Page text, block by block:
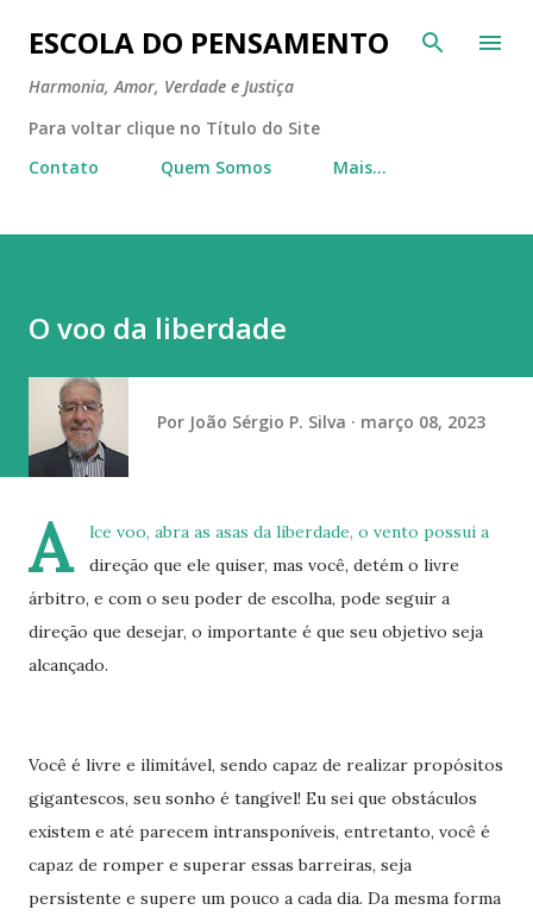
Pular para o conteúdo principal
ESCOLA DO PENSAMENTO
Harmonia, Amor, Verdade e Justiça
Para voltar clique no Título do Site
Contato
Quem Somos Mais…
O voo da liberdade
Por João Sérgio P. Silva março 08, 2023
A
lce voo, abra as asas da liberdade, o vento possui a
direção que ele quiser, mas você, detém o livre
árbitro, e com o seu poder de escolha, pode seguir a
direção que desejar, o importante é que seu objetivo seja
alcançado.
Você é livre e ilimitável, sendo capaz de realizar propósitos
gigantescos, seu sonho é tangível! Eu sei que obstáculos
existem e até parecem intransponíveis, entretanto, você é
capaz de romper e superar essas barreiras, seja
persistente e supere um pouco a cada dia. Da mesma forma